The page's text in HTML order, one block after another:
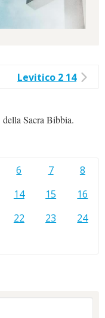
Levitico 2 14
Sacra Bibbia.
6 7
8
14 15
16
22 23
24